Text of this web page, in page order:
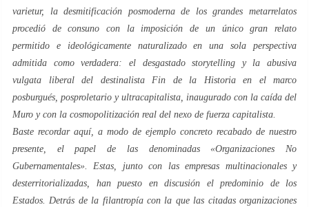
varietur, la desmitificación posmoderna de los grandes metarrelatos
procedió de consuno con la imposición de un únicogran relato
permitido e ideológicamente naturalizado en una sola perspectiva
admitida como verdadera: el desgastadostorytelling y la abusiva
vulgata liberaldel destinalista Fin de la Historiaen el marco
posburgués, posproletario y ultracapitalista, inaugurado con la caída del
Muro y con la cosmopolitización real del nexo de fuerza capitalista.
Baste recordar aquí, a modo de ejemplo concreto recabado de nuestro
presente, el papel de las denominadas «Organizaciones No
Gubernamentales». Estas, junto con las empresas multinacionales y
desterritorializadas, han puesto en discusión el predominio de los
Estados. Detrás de la filantropía con la que las citadas organizaciones